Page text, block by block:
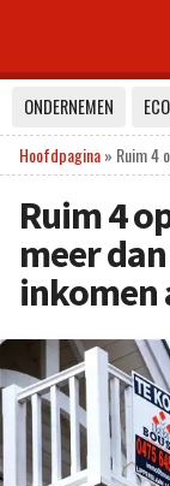
ONDERNEMEN
Hoofdpagina» Ruim 4
Ruim 4
meer
inkomen